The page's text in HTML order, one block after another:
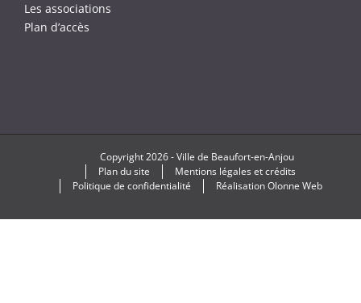
Les associations
Plan d’accès
Copyright2026 -Ville de Beaufort-en-Anjou
Plan du site
Mentions légales et crédits
Politique de confidentialité
RéalisationOlonne Web